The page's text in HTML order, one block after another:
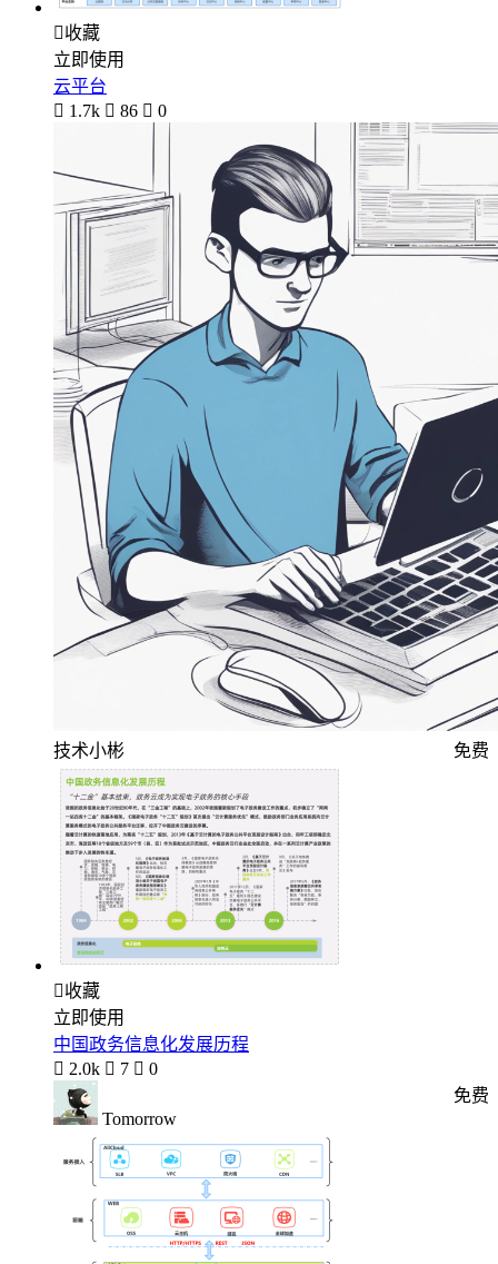
收藏
立即使用
云平台
 1.7k  86  0
技术小彬 免费
收藏
立即使用
中国政务信息化发展历程
 2.0k  7  0
Tomorrow
免费